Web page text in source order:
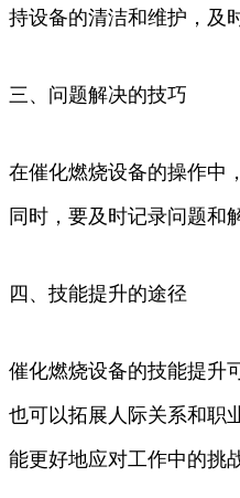
持设备的清洁和维护，及
三、问题解决的技巧
在催化燃烧设备的操作中
同时，要及时记录问题和
四、技能提升的途径
催化燃烧设备的技能提升
也可以拓展人际关系和职
能更好地应对工作中的挑